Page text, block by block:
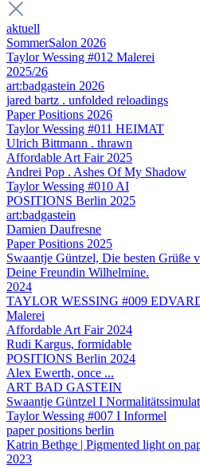
aktuell
SommerSalon 2026
Taylor Wessing #012 Malerei
2025/26
art:badgastein 2026
jared bartz . unfolded reloadings
Paper Positions 2026
Taylor Wessing #011 HEIMAT
Ulrich Bittmann . thrawn
Affordable Art Fair 2025
Andrei Pop . Ashes Of My Shadow
Taylor Wessing #010 AI
POSITIONS Berlin 2025
art:badgastein
Damien Daufresne
Paper Positions 2025
Swaantje Güntzel, Die besten Grüße
Deine Freundin Wilhelmine.
2024
TAYLOR WESSING #009
Malerei
Affordable Art Fair 2024
Rudi Kargus, formidable
POSITIONS Berlin 2024
Alex Ewerth, once ...
ART BAD GASTEIN
Swaantje Güntzel I
Taylor Wessing #007 I Informel
paper positions berlin
Katrin Bethge | Pigmented light on
2023